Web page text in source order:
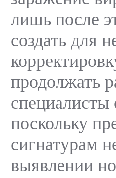
лишь после
создать для
продолжать
специалисты
поскольку
сигнатурам
выявлении